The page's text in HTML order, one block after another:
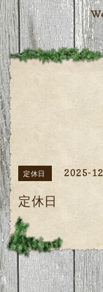
定休日 2025-
定休日